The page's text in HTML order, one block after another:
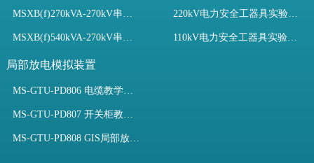
MSXB(f)270kVA-270kV串联谐振
MSXB(f)540kVA-270kV串联谐振试验装置
220kV电力安全工器具实验室配置
110kV电力安全工器具实验室配置
局部放电模拟装置
MS-GTU-PD806 电缆教学用局部放电模拟装置
MS-GTU-PD807 开关柜教学用局部放电模拟装置
MS-GTU-PD808 GIS局部放电模拟系统